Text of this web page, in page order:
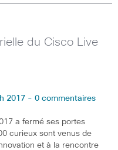
du Cisco Live
2017 - 0 commentaires
a fermé ses portes
curieux sont venus de
et à la rencontre